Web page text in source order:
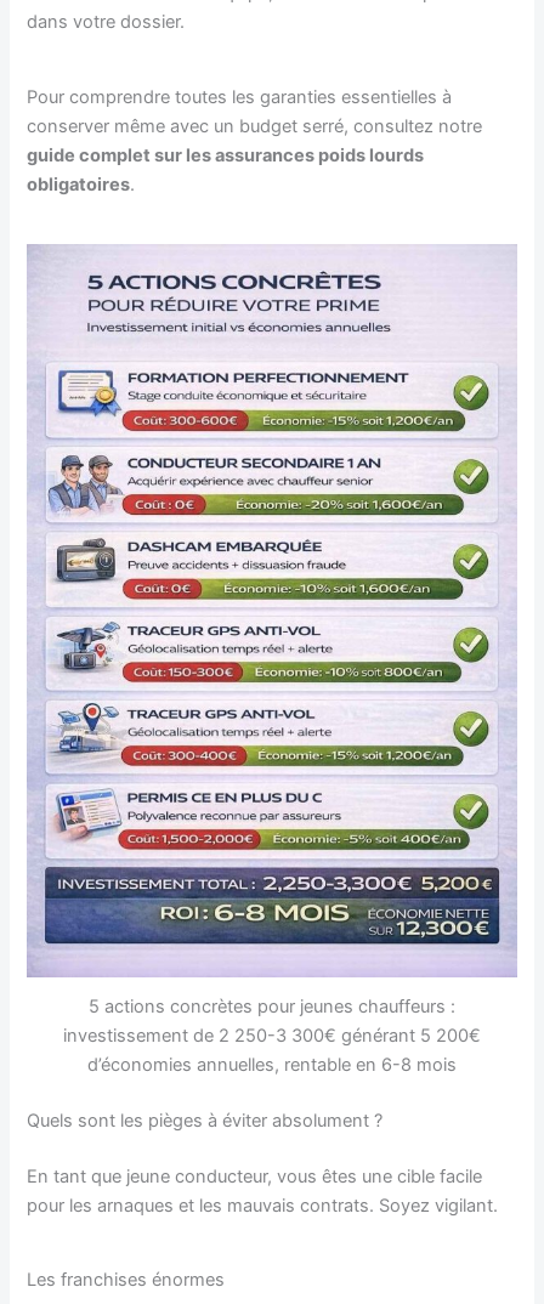
dans votre dossier.
Pour comprendre toutes les garanties essentielles à
conserver même avec un budget serré, consultez notre
guide complet sur les assurances poids lourds
obligatoires.
5 actions concrètes pour jeunes chauffeurs :
investissement de 2 250-3 300€ générant 5 200€
d’économies annuelles, rentable en 6-8 mois
Quels sont les pièges à éviter absolument ?
En tant que jeune conducteur, vous êtes une cible facile
pour les arnaques et les mauvais contrats. Soyez vigilant.
Les franchises énormes